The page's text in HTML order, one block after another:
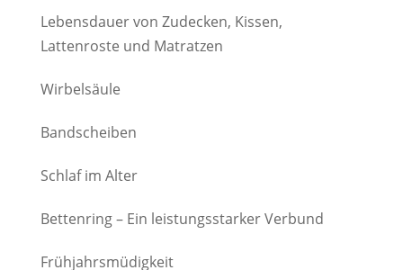
Lebensdauer von Zudecken, Kissen,
Lattenroste und Matratzen
Wirbelsäule
Bandscheiben
Schlaf im Alter
Bettenring – Ein leistungsstarker Verbund
Frühjahrsmüdigkeit